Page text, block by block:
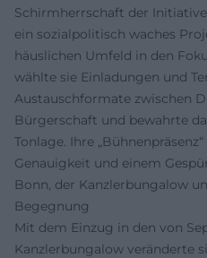
Schirmherrschaft der Initiative
ein sozialpolitisch waches
häuslichen Umfeld in den
wählte sie Einladungen und
Austauschformate zwischen
Bürgerschaft und bewahrte
Tonlage. Ihre
Genauigkeit und einem
Bonn, der Kanzlerbungalow
Begegnung
Mit dem Einzug in den von
Kanzlerbungalow veränderte